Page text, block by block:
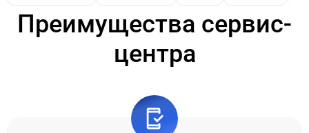
Преимущества сервис-
центра